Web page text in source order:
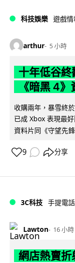
科技娛樂 遊戲情
arthur 5 小時
十年低谷終
《暗黑 4
收購兩年，暴雪終
已成 Xbox 表現最
資料片同《守望先
9 分享
3C科技 手提電話
Lawton 16 小時
網店熱賣